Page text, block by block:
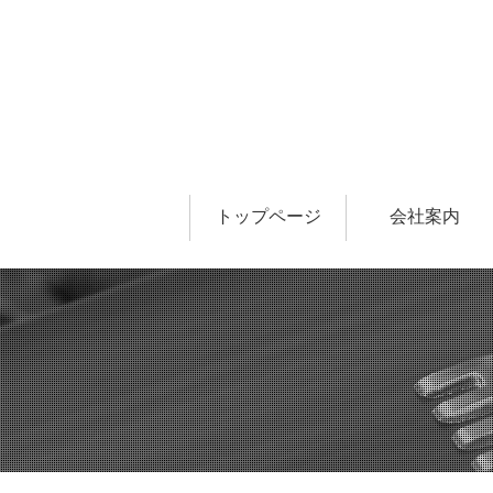
トップページ 会社案内